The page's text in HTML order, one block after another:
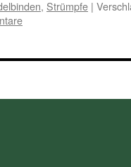
, Strümpfe |